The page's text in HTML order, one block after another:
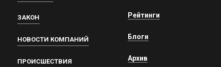
ЗАКОН
НОВОСТИ КОМПАНИЙ
ПРОИСШЕСТВИЯ
Рейтинги
Блоги
Архив